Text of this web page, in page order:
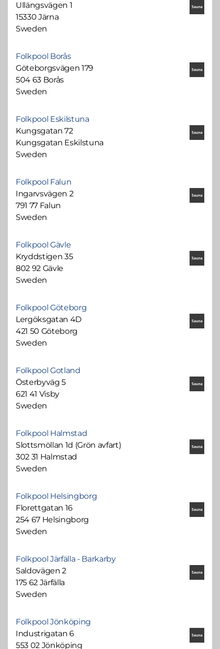
Ullängsvägen 1
15330 Järna
Sweden
Folkpool Borås
Göteborgsvägen 179
504 63 Borås
Sweden
Folkpool Eskilstuna
Kungsgatan 72
Kungsgatan Eskilstuna
Sweden
Folkpool Falun
Ingarvsvägen 2
791 77 Falun
Sweden
Folkpool Gävle
Kryddstigen 35
802 92 Gävle
Sweden
Folkpool Göteborg
Lergöksgatan 4D
421 50 Göteborg
Sweden
Folkpool Gotland
Österbyväg 5
621 41 Visby
Sweden
Folkpool Halmstad
Slottsmöllan 1d (Grön avfart)
302 31 Halmstad
Sweden
Folkpool Helsingborg
Florettgatan 16
254 67 Helsingborg
Sweden
Folkpool Järfälla - Barkarby
Saldovägen 2
175 62 Järfälla
Sweden
Folkpool Jönköping
Industrigatan 6
553 02 Jönköping